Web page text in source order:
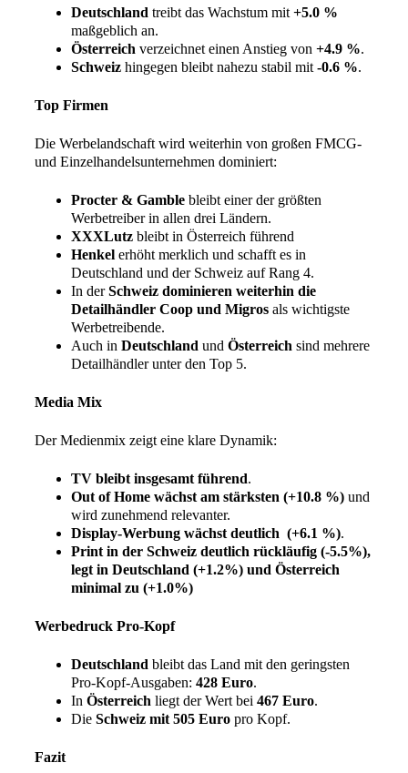
Deutschland treibt das Wachstum mit +5.0 %
maßgeblich an.
Österreich verzeichnet einen Anstieg von +4.9 %.
Schweiz hingegen bleibt nahezu stabil mit -0.6 %.
Top Firmen
Die Werbelandschaft wird weiterhin von großen FMCG-
und Einzelhandelsunternehmen dominiert:
Procter & Gamble bleibt einer der größten
Werbetreiber in allen drei Ländern.
XXXLutz bleibt in Österreich führend
Henkel erhöht merklich und schafft es in
Deutschland und der Schweiz auf Rang 4.
In derSchweiz dominieren weiterhin die
Detailhändler Coop und Migros als wichtigste
Werbetreibende.
Auch in Deutschland und Österreich sind mehrere
Detailhändler unter den Top 5.
Media Mix
Der Medienmix zeigt eine klare Dynamik:
TV bleibt insgesamt führend.
Out of Home wächst am stärksten (+10.8 %) und
wird zunehmend relevanter.
Display-Werbung wächst deutlich (+6.1 %).
Print in der Schweiz deutlich rückläufig (-5.5%),
legt in Deutschland (+1.2%) und Österreich
minimal zu (+1.0%)
Werbedruck Pro-Kopf
Deutschland bleibt das Land mit den geringsten
Pro-Kopf-Ausgaben: 428 Euro.
In Österreich liegt der Wert bei 467 Euro.
Die Schweiz mit 505 Euro pro Kopf.
Fazit